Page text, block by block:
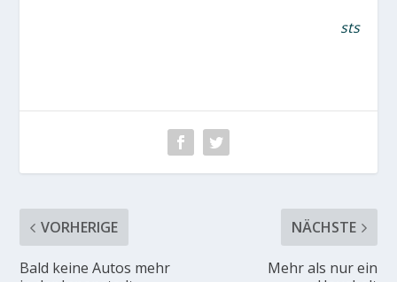
sts
VORHERIGE
Bald keine Autos mehr
NÄCHSTE
Mehr als nur ein